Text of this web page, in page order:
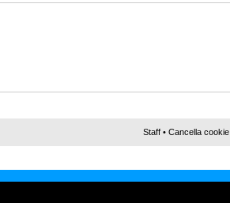
Staff • Cancella cookie